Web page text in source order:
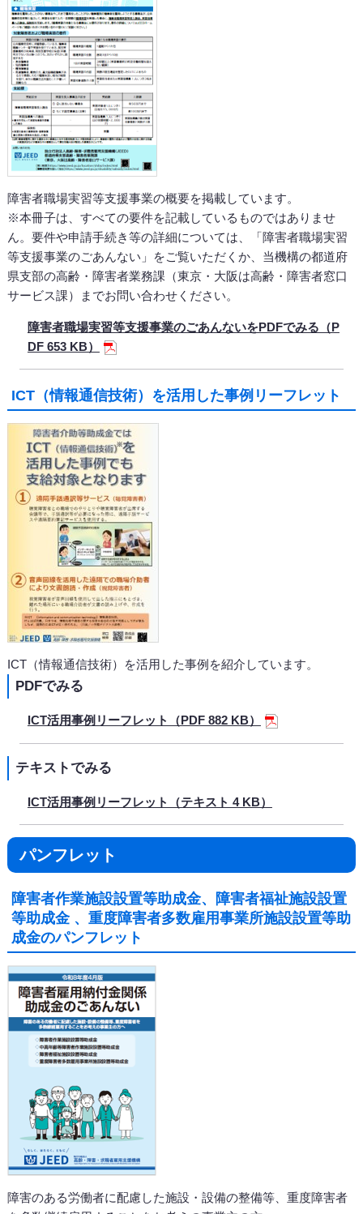
障害者職場実習等支援事業の概要を掲載しています。
※本冊子は、すべての要件を記載しているものではありませ
ん。要件や申請手続き等の詳細については、「障害者職場実習
等支援事業のごあんない」をご覧いただくか、当機構の都道府
県支部の高齢・障害者業務課（東京・大阪は高齢・障害者窓口
サービス課）までお問い合わせください。
障害者職場実習等支援事業のごあんないをPDFでみる（P
DF 653 KB）
ICT（情報通信技術）を活用した事例リーフレット
ICT（情報通信技術）を活用した事例を紹介しています。
PDFでみる
ICT活用事例リーフレット（PDF 882 KB）
テキストでみる
ICT活用事例リーフレット（テキスト 4 KB）
パンフレット
障害者作業施設設置等助成金、障害者福祉施設設置
等助成金 、重度障害者多数雇用事業所施設設置等助
成金のパンフレット
障害のある労働者に配慮した施設・設備の整備等、重度障害者